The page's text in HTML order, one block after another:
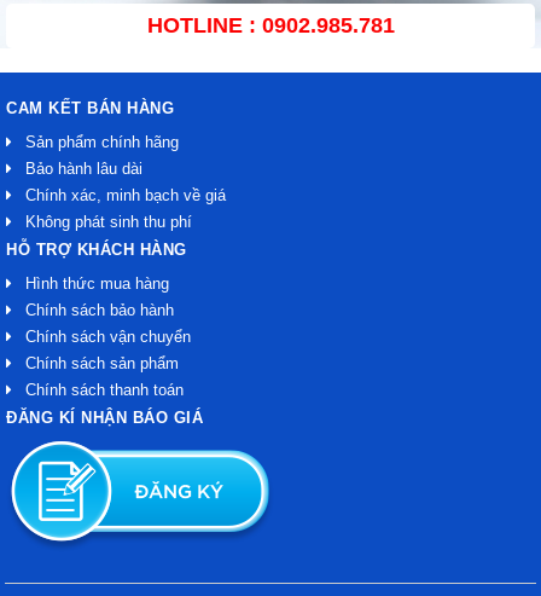
HOTLINE : 0902.985.781
CAM KẾT BÁN HÀNG
Sản phẩm chính hãng
Bảo hành lâu dài
Chính xác, minh bạch về giá
Không phát sinh thu phí
HỖ TRỢ KHÁCH HÀNG
Hình thức mua hàng
Chính sách bảo hành
Chính sách vận chuyển
Chính sách sản phẩm
Chính sách thanh toán
ĐĂNG KÍ NHẬN BÁO GIÁ